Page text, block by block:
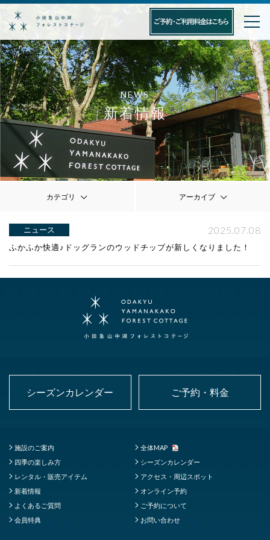
NEWS
新着情報
カテゴリ アーカイブ
ニュース 2025.07.08
ふかふか快適♪ドッグランのウッドチップが新しくなりました！
シーズンカレンダー ご予約・料金
施設のご案内
全体MAP
四季の楽しみ方
シーズンカレンダー
レンタル・販売アイテム
アクセス・周辺スポット
新着情報
オンライン予約
よくあるご質問
ご予約について
会員特典
お問い合わせ